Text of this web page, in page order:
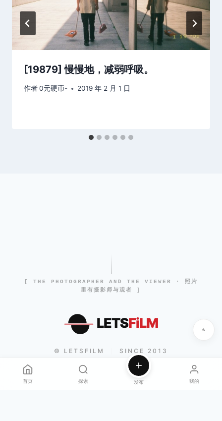
[19879] 慢慢地，减弱呼吸。
作者0元硬币- 2019 年 2 月 1 日
[ THE PHOTOGRAPHER AND THE VIEWER · 照片
里有摄影师与观者 ]
LETSFiLM
© LETSFILM SINCE 2013
首页 探索 发布 我的